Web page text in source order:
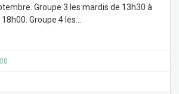
Groupe 3 les mardis de 13h30 à
Groupe 4 les